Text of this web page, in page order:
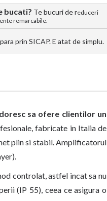
bucati? Te bucuri de reduceri
remarcabile.
prin SICAP. E atat de simplu.
sa ofere clientilor un
fabricate in Italia de
plin si stabil. Amplificatorul
controlat, astfel incat sa nu
(IP 55), ceea ce asigura o